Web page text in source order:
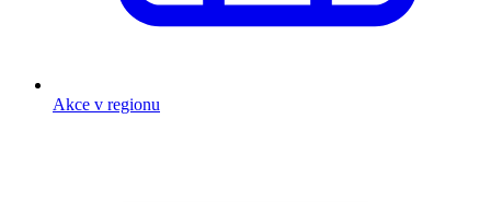
Akce v regionu